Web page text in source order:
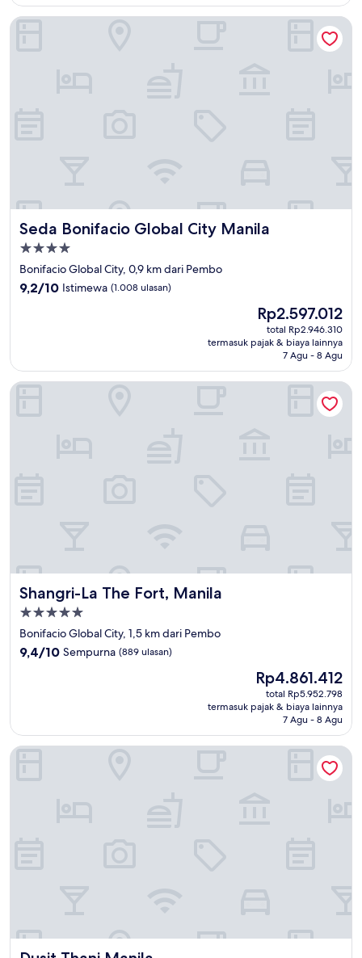
ulasan)
Seda Bonifacio Global City Manila
Seda Bonifacio Global City Manila
Properti
bintang
4.0
Bonifacio Global City, 0,9 km dari Pembo
9.2
9,2/10 Istimewa (1.008 ulasan)
Harga
sekarang
Rp2.597.012
Rp2.597.012
total Rp2.946.310
termasuk pajak & biaya lainnya
7 Agu - 8 Agu
Seda Bonifacio Global City Manila
Shangri-La The Fort, Manila
Shangri-La The Fort, Manila
Properti
bintang
5.0
Bonifacio Global City, 1,5 km dari Pembo
9.4
9,4/10 Sempurna (889 ulasan)
Harga
sekarang
Rp4.861.412
Rp4.861.412
total Rp5.952.798
termasuk pajak & biaya lainnya
7 Agu - 8 Agu
Shangri-La The Fort, Manila
Dusit Thani Manila